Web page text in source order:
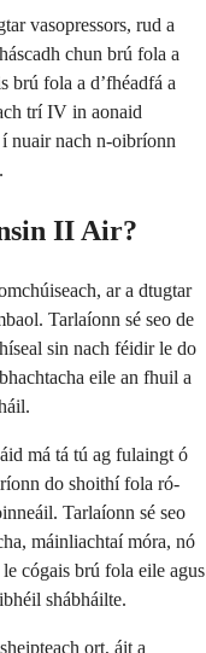
vasopressors, rud a
chun brú fola a
brú fola a d’fhéadfá a
trí IV in aonaid
nuair nach n-oibríonn
II Air?
ar a dtugtar
Tarlaíonn sé seo de
sin nach féidir le do
eile an fhuil a
má tá tú ag fulaingt ó
do shoithí fola ró-
Tarlaíonn sé seo
máinliachtaí móra, nó
cógais brú fola eile agus
shábháilte.
ort, áit a